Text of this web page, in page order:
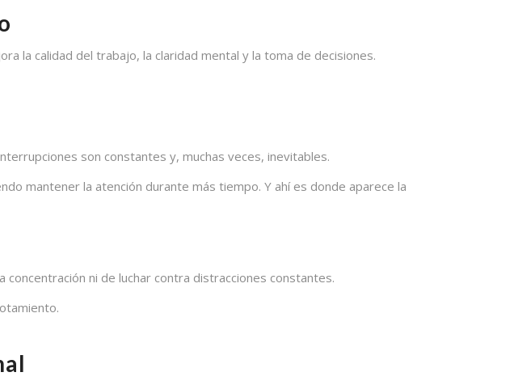
la calidad del trabajo, la claridad mental y la toma de decisiones.
son constantes y, muchas veces, inevitables.
mantener la atención durante más tiempo. Y ahí es donde aparece la
ni de luchar contra distracciones constantes.